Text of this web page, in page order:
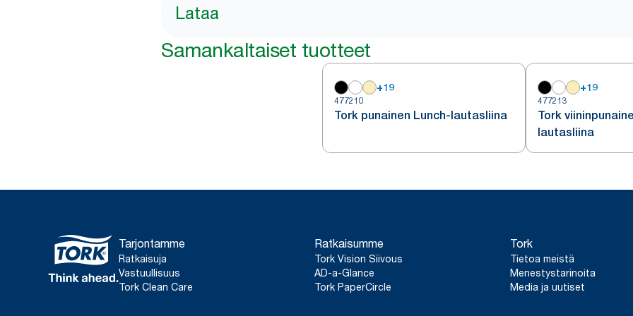
Lataa
Samankaltaiset tuotteet
+19
477210
Tork punainen Lunch-lautasliina
+19
477213
Tork
lautasliina
Tarjontamme
Ratkaisuja
Vastuullisuus
Tork Clean Care
Ratkaisumme
Tork Vision Siivous
AD-a-Glance
Tork PaperCircle
Tork
Tietoa meistä
Menestystarinoita
Media ja uutiset